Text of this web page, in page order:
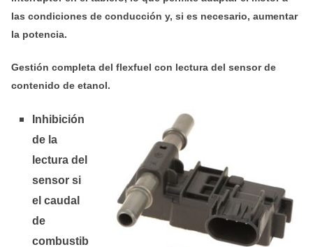
las condiciones de conducción y, si es necesario, aumentar
la potencia.
Gestión completa del flexfuel con lectura del sensor de
contenido de etanol.
Inhibición
de la
lectura del
sensor si
el caudal
de
combustib